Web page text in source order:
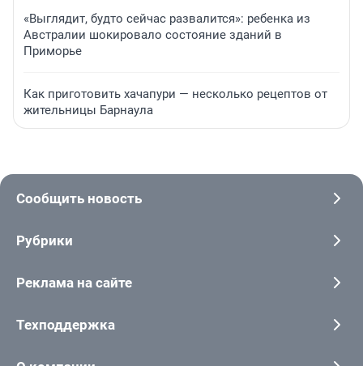
«Выглядит, будто сейчас развалится»: ребенка из
Австралии шокировало состояние зданий в
Приморье
Как приготовить хачапури — несколько рецептов от
жительницы Барнаула
Сообщить новость
Рубрики
Реклама на сайте
Техподдержка